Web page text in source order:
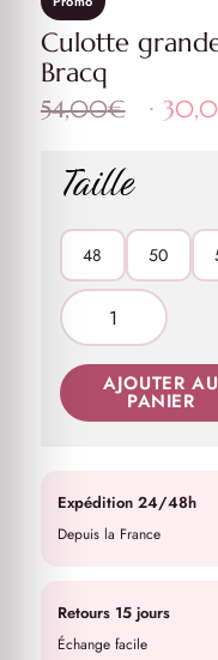
Culotte
Bracq
54,00€
Le
Taille
48 50
AJOUTER AU
PANIER
Expédition 24/48h
Depuis la France
Retours 15 jours
Échange facile